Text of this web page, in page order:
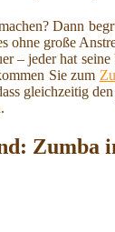
Dann
ohne große
– jeder hat
Sie zum
gleichzeitig den
Zumba